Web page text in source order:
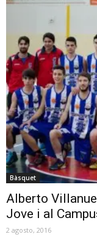
Bàsquet
Alberto
Jove i al
2 agosto, 2016